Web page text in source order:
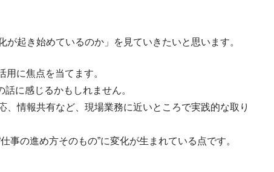
が起き始めているのか」を見ていきたいと思います。
に焦点を当てます。
話に感じるかもしれません。
、情報共有など、現場業務に近いところで実践的な取り
事の進め方そのもの”に変化が生まれている点です。